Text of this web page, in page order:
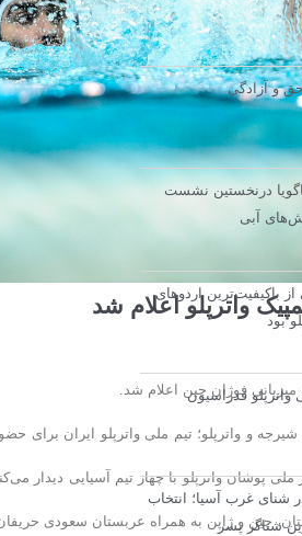
واترپلو اعلام شد
میزبانی فوژان چین اعلام شد.
ملی پوشان واترپلو با چهار تیم آسیایی
چین و ژاپن به همراه عربستان سعودی
حق و آزادگی
درنخستین نشست
آبی
باکیفیت‌ترین اردوهای
بود
فدراسیون
شنای غرب آسیا؛ انتخاب
شناگر پسر